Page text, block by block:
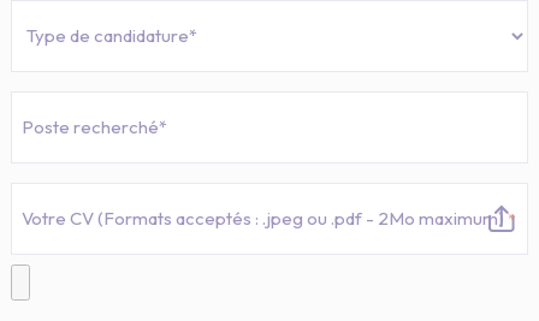
de
candidature
du
poste
recherché
Votre CV (Formats acceptés : .jpeg ou .pdf - 2Mo maximum) *